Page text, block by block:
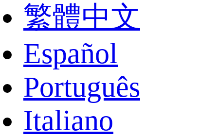
繁體中文
Español
Português
Italiano